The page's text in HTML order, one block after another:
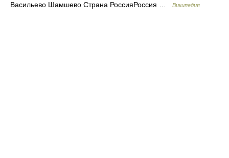
Васильево Шамшево Страна РоссияРоссия …
Википедия